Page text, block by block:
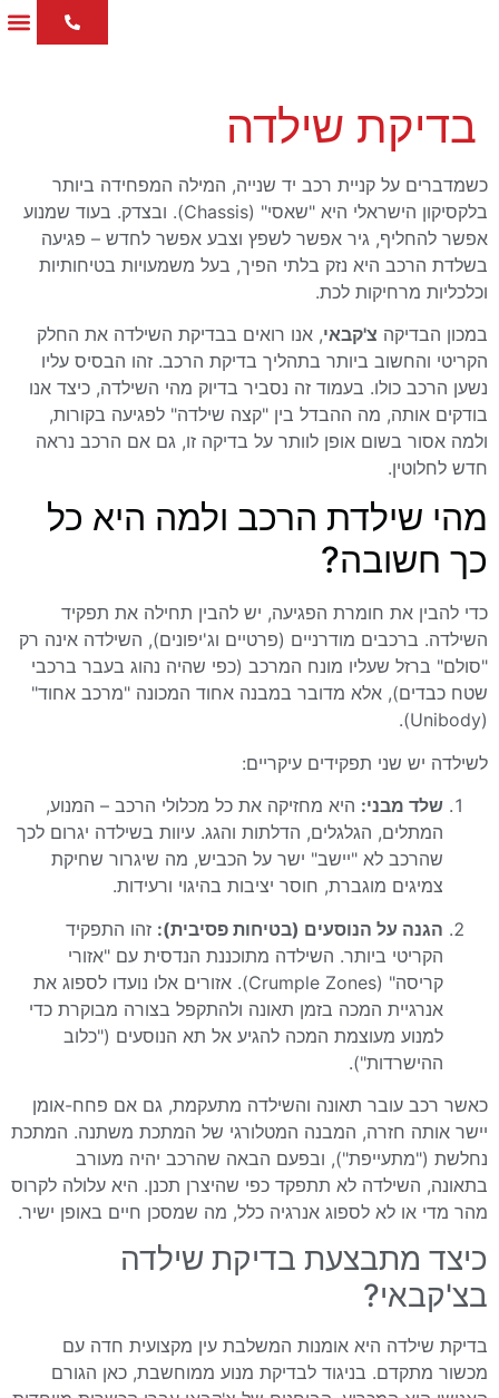
בדיקת שילדה
כשמדברים על קניית רכב יד שנייה, המילה המפחידה ביותר
בלקסיקון הישראלי היא "שאסי" (Chassis). ובצדק. בעוד שמנוע
אפשר להחליף, גיר אפשר לשפץ וצבע אפשר לחדש – פגיעה
בשלדת הרכב היא נזק בלתי הפיך, בעל משמעויות בטיחותיות
וכלכליות מרחיקות לכת.
במכון הבדיקה צ'קבאי, אנו רואים בבדיקת השילדה את החלק
הקריטי והחשוב ביותר בתהליך בדיקת הרכב. זהו הבסיס עליו
נשען הרכב כולו. בעמוד זה נסביר בדיוק מהי השילדה, כיצד אנו
בודקים אותה, מה ההבדל בין "קצה שילדה" לפגיעה בקורות,
ולמה אסור בשום אופן לוותר על בדיקה זו, גם אם הרכב נראה
חדש לחלוטין.
מהי שילדת הרכב ולמה היא כל
כך חשובה?
כדי להבין את חומרת הפגיעה, יש להבין תחילה את תפקיד
השילדה. ברכבים מודרניים (פרטיים וג'יפונים), השילדה אינה רק
"סולם" ברזל שעליו מונח המרכב (כפי שהיה נהוג בעבר ברכבי
שטח כבדים), אלא מדובר במבנה אחוד המכונה "מרכב אחוד"
(Unibody).
לשילדה יש שני תפקידים עיקריים:
שלד מבני: היא מחזיקה את כל מכלולי הרכב – המנוע,
המתלים, הגלגלים, הדלתות והגג. עיוות בשילדה יגרום לכך
שהרכב לא "יישב" ישר על הכביש, מה שיגרור שחיקת
צמיגים מוגברת, חוסר יציבות בהיגוי ורעידות.
הגנה על הנוסעים (בטיחות פסיבית): זהו התפקיד
הקריטי ביותר. השילדה מתוכננת הנדסית עם "אזורי
קריסה" (Crumple Zones). אזורים אלו נועדו לספוג את
אנרגיית המכה בזמן תאונה ולהתקפל בצורה מבוקרת כדי
למנוע מעוצמת המכה להגיע אל תא הנוסעים ("כלוב
ההישרדות").
כאשר רכב עובר תאונה והשילדה מתעקמת, גם אם פחח-אומן
יישר אותה חזרה, המבנה המטלורגי של המתכת משתנה. המתכת
נחלשת ("מתעייפת"), ובפעם הבאה שהרכב יהיה מעורב
בתאונה, השילדה לא תתפקד כפי שהיצרן תכנן. היא עלולה לקרוס
מהר מדי או לא לספוג אנרגיה כלל, מה שמסכן חיים באופן ישיר.
כיצד מתבצעת בדיקת שילדה
בצ'קבאי?
בדיקת שילדה היא אומנות המשלבת עין מקצועית חדה עם
מכשור מתקדם. בניגוד לבדיקת מנוע ממוחשבת, כאן הגורם